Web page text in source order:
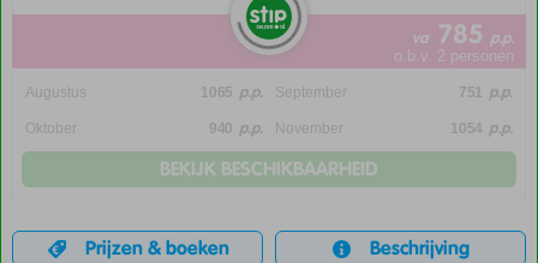
va 785 p.p.
o.b.v. 2 personen
Augustus 1065 p.p. September 751 p.p.
Oktober 940 p.p. November 1054 p.p.
BEKIJK BESCHIKBAARHEID
Prijzen & boeken Beschrijving